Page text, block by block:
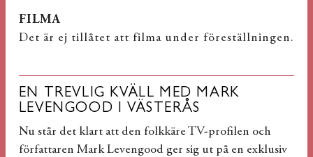
FILMA
Det är ej tillåtet att filma under föreställningen.
EN TREVLIG KVÄLL MED MARK
LEVENGOOD I VÄSTERÅS
Nu står det klart att den folkkäre TV-profilen och
författaren Mark Levengood ger sig ut på en exklusiv